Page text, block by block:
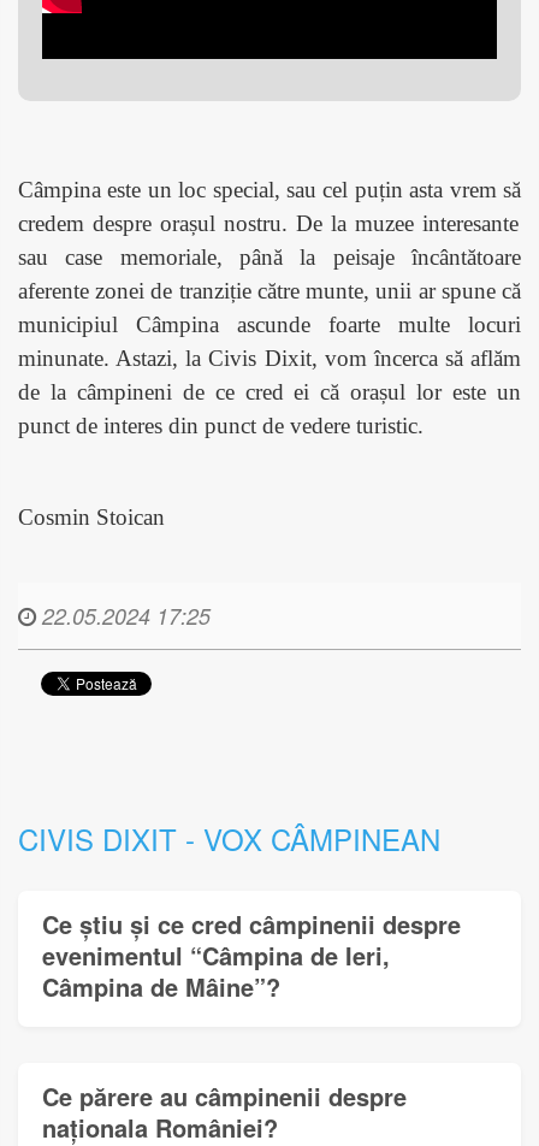
Câmpina este un loc special, sau cel puțin asta vrem să
credem despre orașul nostru. De la muzee interesante
sau case memoriale, până la peisaje încântătoare
aferente zonei de tranziție către munte, unii ar spune că
municipiul Câmpina ascunde foarte multe locuri
minunate. Astazi, la Civis Dixit, vom încerca să aflăm
de la câmpineni de ce cred ei că orașul lor este un
punct de interes din punct de vedere turistic.
Cosmin Stoican
22.05.2024 17:25
CIVIS DIXIT - VOX CÂMPINEAN
Ce știu și ce cred câmpinenii despre
evenimentul “Câmpina de Ieri,
Câmpina de Mâine”?
Ce părere au câmpinenii despre
naționala României?